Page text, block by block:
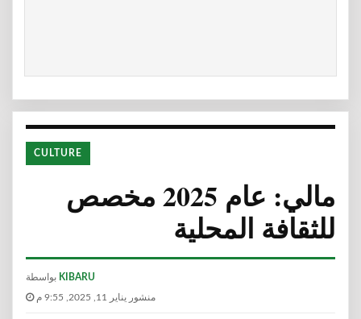
CULTURE
مالي: عام 2025 مخصص
للثقافة المحلية
KIBARU
منشور يناير 11, 2025, 9:55 م